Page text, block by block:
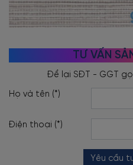
TƯ VẤN
Họ và tên (*)
Điện thoại (*)
Yêu cầu